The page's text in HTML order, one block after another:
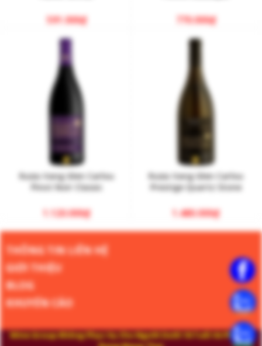
591.000₫ 770.000₫
Rượu Vang Glen Carlou
Pinot Noir Classic
1.120.000₫
Rượu Vang Glen Carlou
Prestige Quartz Stone
1.480.000₫
THÔNG TIN LIÊN HỆ
GIỚI THIỆU
BLOG
KHUYẾN CÁO
Wine Group Không Phục Vụ Cho Người Dưới 18 Tuổi Và Phụ Nữ